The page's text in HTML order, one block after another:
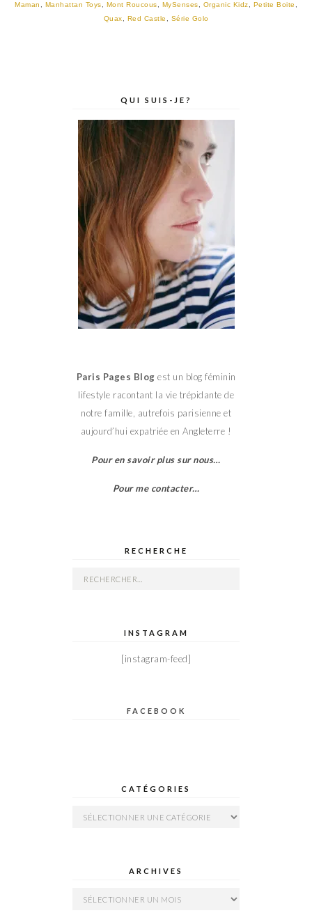
Maman
Manhattan Toys Mont Roucous MySenses Organic Kidz Petite Boite
Quax
Red Castle Série Golo
QUI SUIS-JE?
Paris Pages Blog est un blog féminin
lifestyle racontant la vie trépidante de
notre famille, autrefois parisienne et
aujourd’hui expatriée en Angleterre !
Pour en savoir plus sur nous…
Pour me contacter…
RECHERCHE
Rechercher :
INSTAGRAM
[instagram-feed]
FACEBOOK
CATÉGORIES
Catégories
ARCHIVES
Archives